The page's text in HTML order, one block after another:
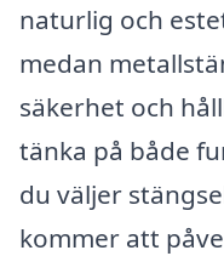
naturlig och
medan
säkerhet och
tänka på både
du väljer
kommer att